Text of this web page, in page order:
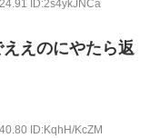
ID:2s4ykJNCa
えのにやたら返
ID:KqhH/KcZM